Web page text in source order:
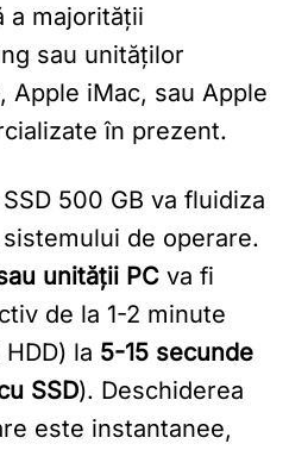
a majorității
sau unităților
Apple iMac, sau Apple
în prezent.
500 GB va fluidiza
de operare.
unității PC va fi
de la 1-2 minute
la 5-15 secunde
SSD). Deschiderea
este instantanee,